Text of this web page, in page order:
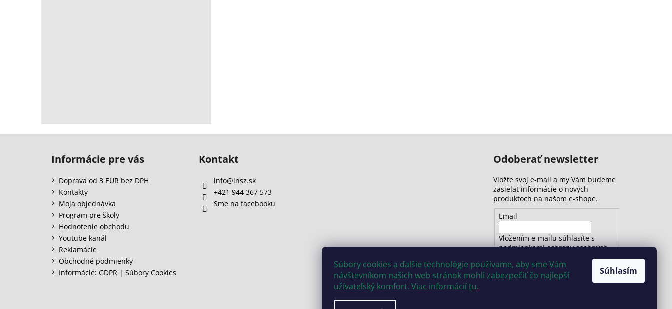
Súbory cookies a ďalšie technológie používame, aby sme Vám
návštevníkom našich web stránok mohli zabezpečiť čo najlepší
užívateľský komfort. Viac informáciítu.
Súhlasím
Informácie pre vás
Doprava od 3 EUR bez DPH
Kontakty
Moja objednávka
Program pre školy
Hodnotenie obchodu
Youtube kanál
Reklamácie
Obchodné podmienky
Informácie: GDPR | Súbory Cookies
Kontakt
info@insz.sk
+421 944 367 573
Sme na facebooku
Odoberať newsletter
Vložte svoj e-mail a my Vám budeme
zasielať informácie o nových
produktoch na našom e-shope.
Email
Vložením e-mailu súhlasíte s
podmienkami ochrany osobných
PRIHLÁSIŤ SA